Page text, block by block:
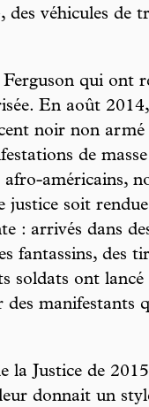
des véhicules de
qui ont
En août
noir non
de
américains,
justice soit
: arrivés dans
fantassins, des
soldats ont
des manifestants
Justice de
donnait un